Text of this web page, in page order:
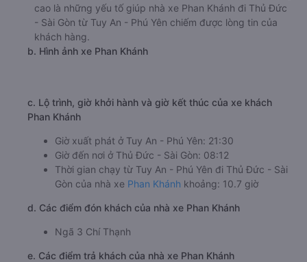
cao là những yếu tố giúp nhà xe Phan Khánh đi Thủ Đức
- Sài Gòn từ Tuy An - Phú Yên chiếm được lòng tin của
khách hàng.
b. Hình ảnh xe Phan Khánh
c. Lộ trình, giờ khởi hành và giờ kết thúc của xe khách
Phan Khánh
Giờ xuất phát ở Tuy An - Phú Yên: 21:30
Giờ đến nơi ở Thủ Đức - Sài Gòn: 08:12
Thời gian chạy từ Tuy An - Phú Yên đi Thủ Đức - Sài
Gòn của nhà xe Phan Khánh khoảng: 10.7 giờ
d. Các điểm đón khách của nhà xe Phan Khánh
Ngã 3 Chí Thạnh
e. Các điểm trả khách của nhà xe Phan Khánh